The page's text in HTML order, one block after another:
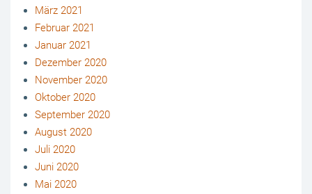
März 2021
Februar 2021
Januar 2021
Dezember 2020
November 2020
Oktober 2020
September 2020
August 2020
Juli 2020
Juni 2020
Mai 2020